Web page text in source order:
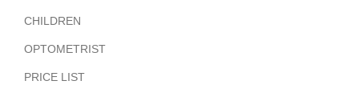
CHILDREN
OPTOMETRIST
PRICE LIST